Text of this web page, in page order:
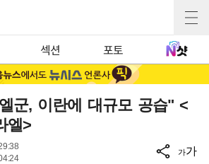
섹션 포토
군, 이란에 대규모 공습" <
엘>
가가